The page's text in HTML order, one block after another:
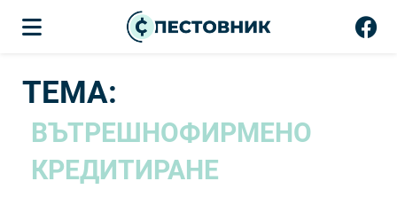
ТЕМА:
ВЪТРЕШНОФИРМЕНО
КРЕДИТИРАНЕ